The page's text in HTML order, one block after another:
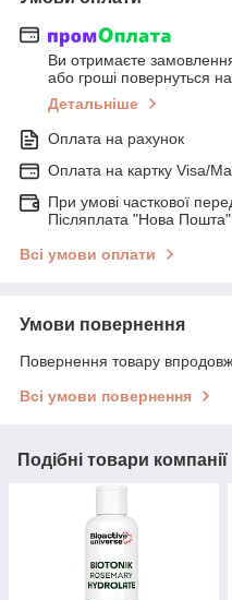
Ви отримаєте
або гроші повернуться
Детальніше
Оплата на рахунок
Оплата на картку Visa/
При умові часткової
Післяплата "Нова Пошта"
Всі умови оплати
Умови повернення
Повернення товару
Всі умови повернення
Подібні товари компанії